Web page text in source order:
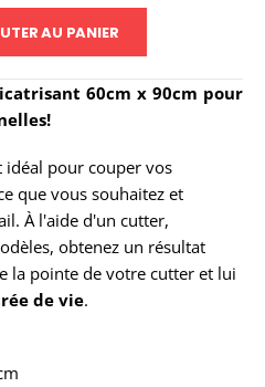
AU PANIER
60cm x 90cm pour
idéal pour couper vos
que vous souhaitez et
À l'aide d'un cutter,
obtenez un résultat
la pointe de votre cutter et lui
de vie.